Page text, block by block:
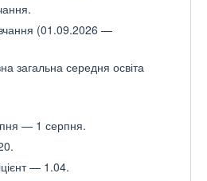
(01.09.2026 —
загальна середня освіта
— 1 серпня.
— 1.04.